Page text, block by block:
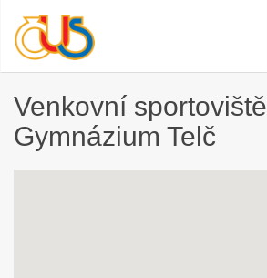
Venkovní sportoviště
Gymnázium Telč